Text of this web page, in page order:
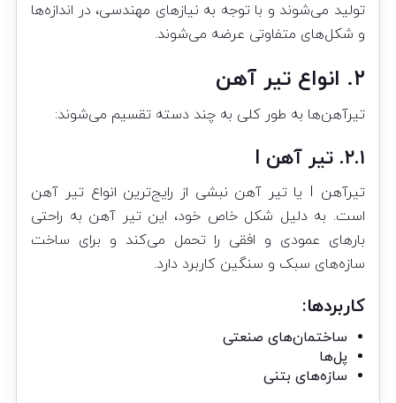
تولید می‌شوند و با توجه به نیازهای مهندسی، در اندازه‌ها
و شکل‌های متفاوتی عرضه می‌شوند.
۲. انواع تیر آهن
تیرآهن‌ها به طور کلی به چند دسته تقسیم می‌شوند:
۲.۱. تیر آهن I
تیرآهن I یا تیر آهن نبشی از رایج‌ترین انواع تیر آهن
است. به دلیل شکل خاص خود، این تیر آهن به راحتی
بارهای عمودی و افقی را تحمل می‌کند و برای ساخت
سازه‌های سبک و سنگین کاربرد دارد.
کاربردها:
ساختمان‌های صنعتی
پل‌ها
سازه‌های بتنی